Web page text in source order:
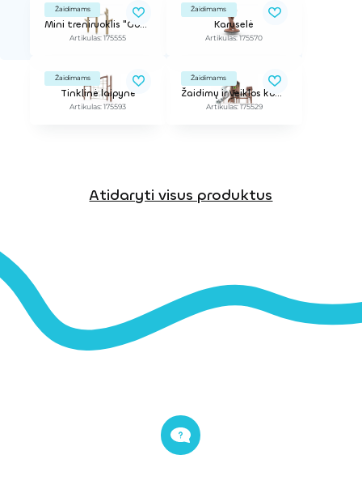
Žaidimams
Mini treniruoklis "Goblino miškas"
Artikulas: 175555
Žaidimams
Karuselė
Artikulas: 175570
Žaidimams
Tinklinė laipynė
Artikulas: 175593
Žaidimams
Žaidimų ir veiklos kompleksas
Artikulas: 175529
Atidaryti visus produktus